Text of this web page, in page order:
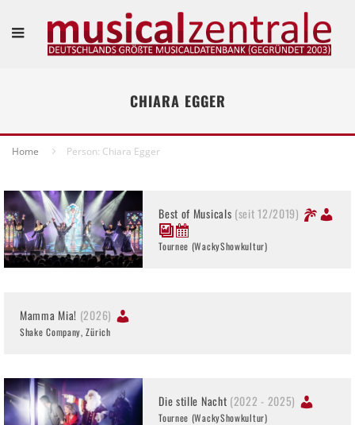
CHIARA EGGER
Home Person: Chiara Egger
Best of Musicals (seit 12/2019)
Tournee (WackyShowkultur)
Mamma Mia! (2026)
Shake Company, Zürich
Die stille Nacht (2022 - 2025)
Tournee (WackyShowkultur)